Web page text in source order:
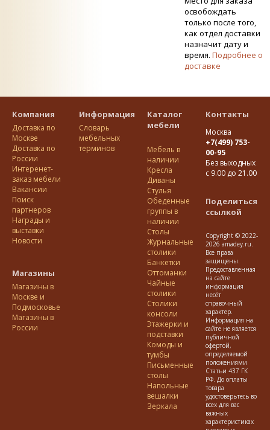
освобождать
только после того,
как отдел доставки
назначит дату и
время. Подробнее о
доставке
Компания
Доставка по
Москве
Доставка по
Росcии
Интеренет-
заказ мебели
Вакансии
Поиск
партнеров
Награды и
выставки
Новости
Магазины
Магазины в
Москве и
Подмосковье
Магазины в
России
Информация
Словарь
мебельных
терминов
Каталог
мебели
Мебель в
наличии
Кресла
Диваны
Стулья
Обеденные
группы в
наличии
Столы
Журнальные
столики
Банкетки
Оттоманки
Чайные
столики
Столики
консоли
Этажерки и
подставки
Комоды и
тумбы
Письменные
столы
Напольные
вешалки
Зеркала
Контакты
Москва
+7(499) 753-
00-95
Без выходных
с 9.00 до 21.00
Поделиться
ссылкой
Copyright © 2022-
2026 amadey.ru.
Все права
защищены.
Предоставленная
на сайте
информация
несёт
справочный
характер.
Информация на
сайте не является
публичной
офертой,
определяемой
положениями
Статьи 437 ГК
РФ. До оплаты
товара
удостоверьтесь во
всех для вас
важных
характеристиках